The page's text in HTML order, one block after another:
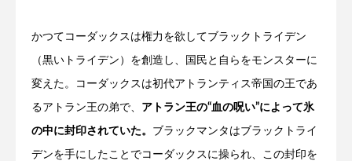
かつてコーダックスは権力を欲してブラックトライデン
（黒いトライデン）を創造し、国民と自らをモンスターに
変えた。コーダックスは初代アトランティス帝国の王であ
るアトラン王の弟で、 アトラン王の“血の呪い”によって氷
の中に封印されていた。 ブラックマンタはブラックトライ
デンを手にしたことでコーダックスに操られ、この封印を